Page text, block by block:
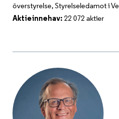
överstyrelse, Styrelseledamot i
Aktieinnehav: 22 072 aktier